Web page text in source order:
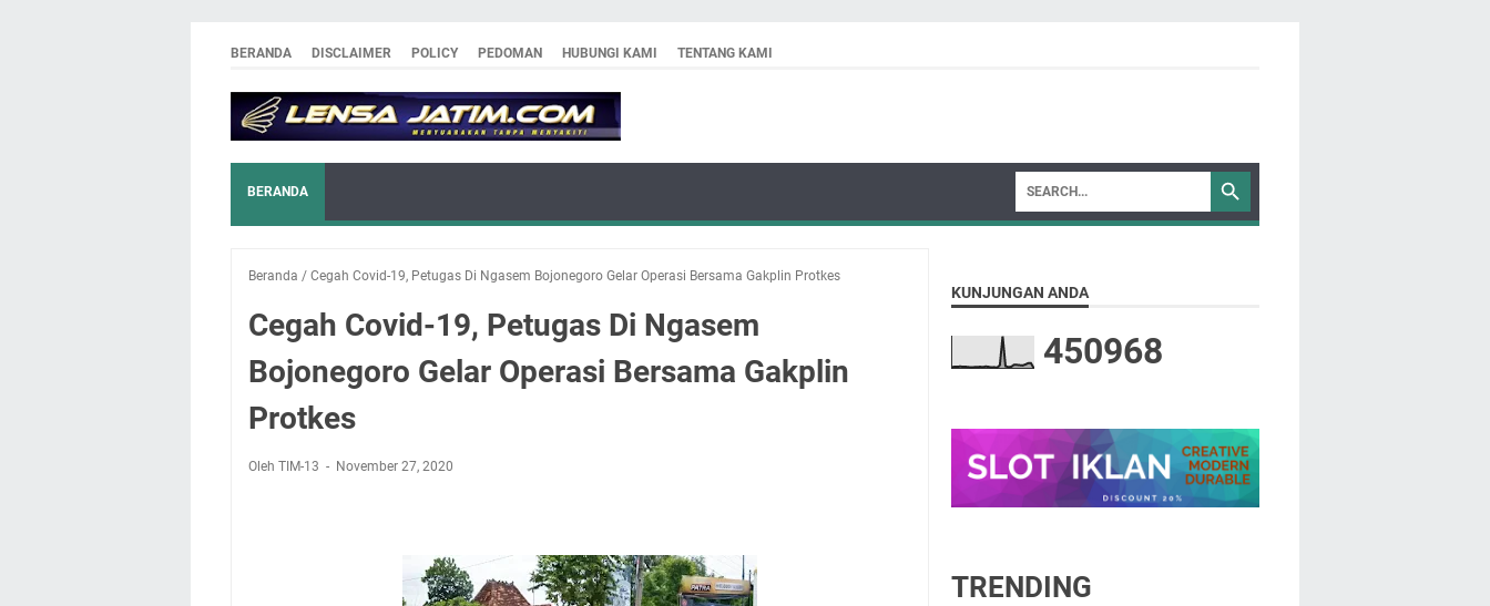
BERANDA DISCLAIMER POLICY PEDOMAN HUBUNGI KAMI TENTANG KAMI
BERANDA
Beranda / Cegah Covid-19, Petugas Di Ngasem Bojonegoro Gelar Operasi Bersama Gakplin Protkes
Cegah Covid-19, Petugas Di Ngasem
Bojonegoro Gelar Operasi Bersama Gakplin
Protkes
Oleh TIM-13 November 27, 2020
KUNJUNGAN ANDA
450968
TRENDING